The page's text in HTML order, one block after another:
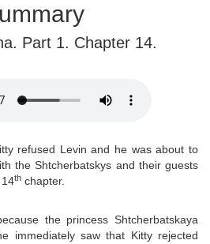
Part 1. Chapter 14.
refused Levin and he was about to
the Shtcherbatskys and their guests
th chapter.
the princess Shtcherbatskaya
immediately saw that Kitty rejected